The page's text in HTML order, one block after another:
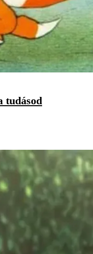
tudásod